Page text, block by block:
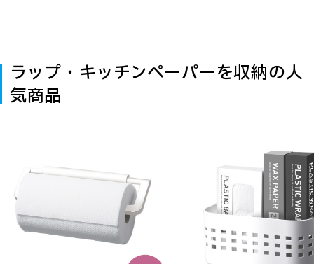
ラップ・キッチンペーパーを収納の人
気商品